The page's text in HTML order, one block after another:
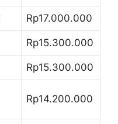
Rp17.000.000
Rp15.300.000
Rp15.300.000
Rp14.200.000